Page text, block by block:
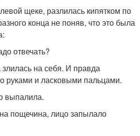
щеке, разлилась кипятком по
конца не поняв, что это была
отвечать?
на себя. И правда
руками и ласковыми пальцами.
выпалила.
пощечина, лицо запылало